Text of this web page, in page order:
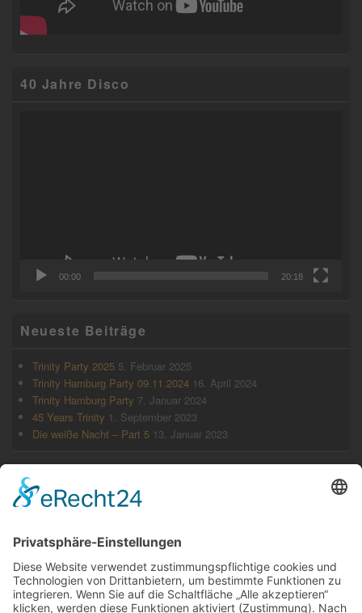
40 Jahre Disco
00:00 20:18
Neueste Beiträge
Trinity Party 2025 5. Februar 2025
Trinity Hamburg Party 09.11.2024 16. April 2024
Trinity Hamburg Party 7. Januar 2024
45 Years Trinity 1. September 2023
Die weiße Nacht – Part 5 13. Januar 2023
Archiv
April 2024
Januar 2024
September 2023
Januar 2023
August 2022